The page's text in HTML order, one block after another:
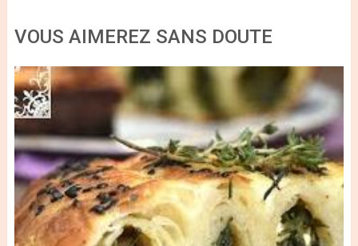
VOUS AIMEREZ SANS DOUTE